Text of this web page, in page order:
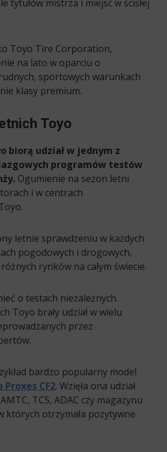
tytułów mistrza i miejsc w ścisłej
Toyo Tire Corporation,
na lato w oparciu o
sportowych warunkach
klasy premium.
Toyo
biorą udział w jednym z
programów testów
Ogumienie na sezon letni
i w centrach
letnie sprawdzeniu w każdych
pogodowych i drogowych,
rynków na całym świecie.
o testach niezależnych.
Toyo brały udział w wielu
przez
bardzo popularny model
Proxes CF2. Wzięła ona udział
TCS, ADAC czy magazynu
otrzymała pozytywne